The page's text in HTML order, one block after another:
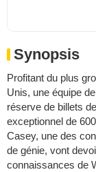
Synopsis
Profitant du plus
Unis, une équipe
réserve de billets
exceptionnel de
Casey, une des
de génie, vont
connaissances de